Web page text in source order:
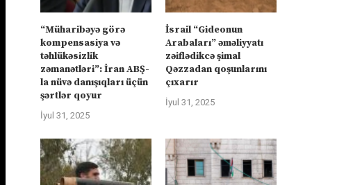
“Müharibəyə görə
kompensasiya və
təhlükəsizlik
zəmanətləri”: İran ABŞ-
la nüvə danışıqları üçün
şərtlər qoyur
İyul 31, 2025
İsrail “Gideonun
Arabaları” əməliyyatı
zəiflədikcə şimal
Qəzzadan qoşunlarını
çıxarır
İyul 31, 2025